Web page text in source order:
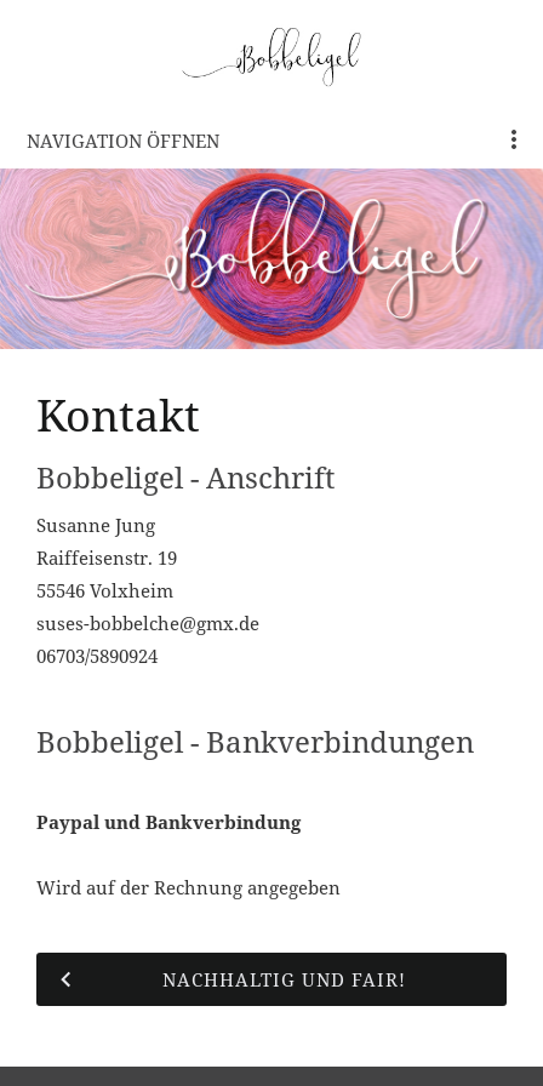
NAVIGATION ÖFFNEN
Kontakt
Bobbeligel - Anschrift
Susanne Jung
Raiffeisenstr. 19
55546 Volxheim
suses-bobbelche@gmx.de
06703/5890924
Bobbeligel - Bankverbindungen
Paypal und Bankverbindung
Wird auf der Rechnung angegeben
NACHHALTIG UND FAIR!